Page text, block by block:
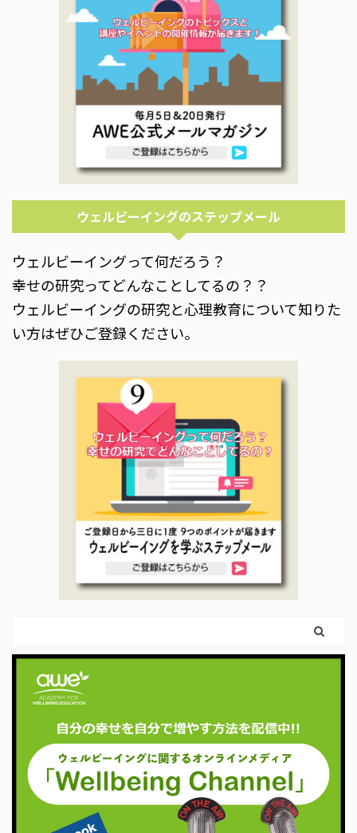
ウェルビーイングのステップメール
ウェルビーイングって何だろう？
幸せの研究ってどんなことしてるの？？
ウェルビーイングの研究と心理教育について知りた
い方はぜひご登録ください。